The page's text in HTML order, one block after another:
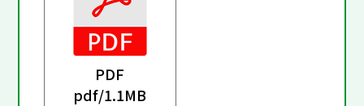
PDF
pdf/1.1MB